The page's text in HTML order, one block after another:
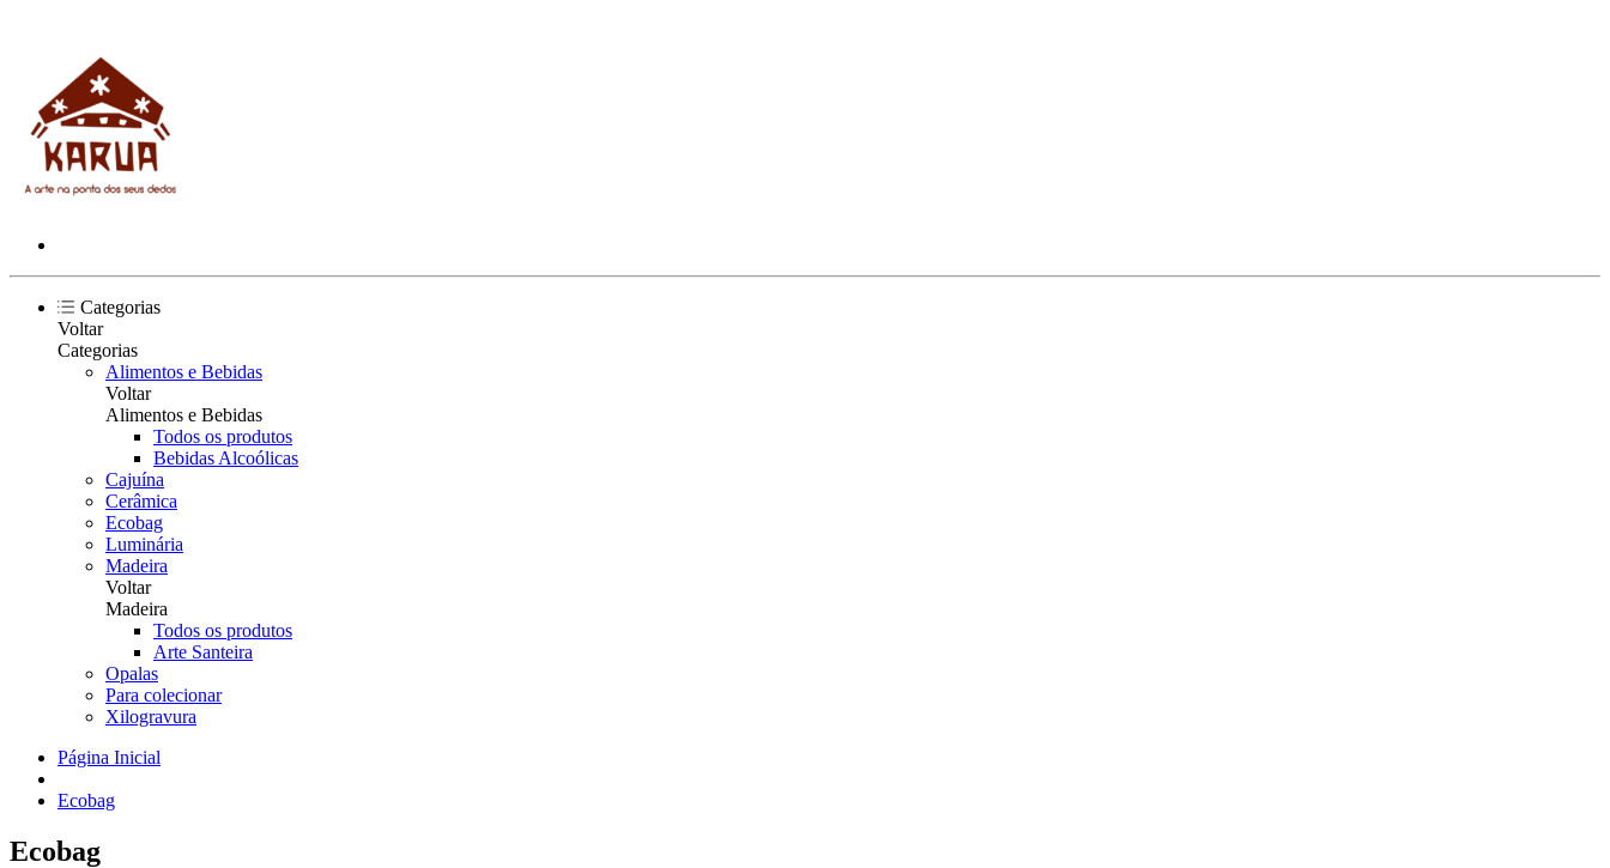
Categorias
Voltar
Categorias
Alimentos e Bebidas
Voltar
Alimentos e Bebidas
Todos os produtos
Bebidas Alcoólicas
Cajuína
Cerâmica
Ecobag
Luminária
Madeira
Voltar
Madeira
Todos os produtos
Arte Santeira
Opalas
Para colecionar
Xilogravura
Página Inicial
Ecobag
Ecobag